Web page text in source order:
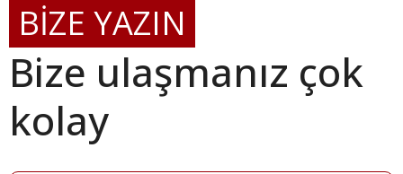
BİZE YAZIN
Bize ulaşmanız çok
kolay